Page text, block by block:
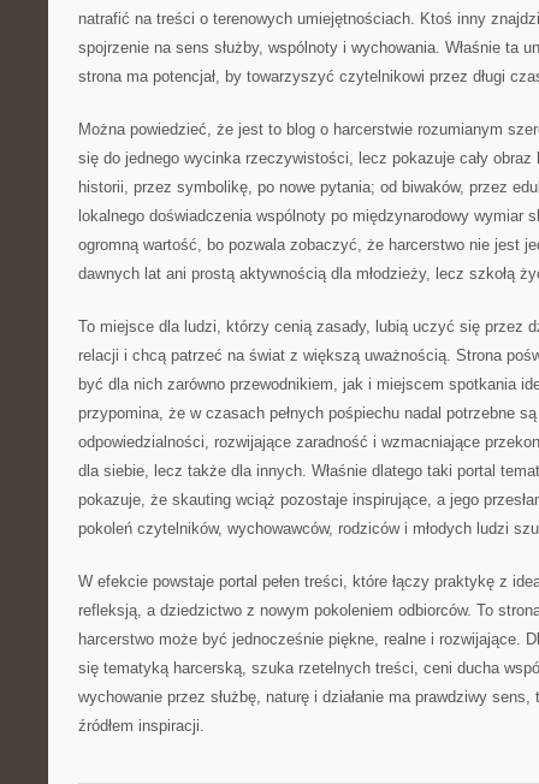
natrafić na treści o terenowych umiejętnościach. Ktoś inny
spojrzenie na sens służby, wspólnoty i wychowania. Właśnie ta
strona ma potencjał, by towarzyszyć czytelnikowi przez długi
Można powiedzieć, że jest to blog o harcerstwie rozumianym
się do jednego wycinka rzeczywistości, lecz pokazuje cały
historii, przez symbolikę, po nowe pytania; od biwaków, przez
lokalnego doświadczenia wspólnoty po międzynarodowy wymiar
ogromną wartość, bo pozwala zobaczyć, że harcerstwo nie jest
dawnych lat ani prostą aktywnością dla młodzieży, lecz szkołą
To miejsce dla ludzi, którzy cenią zasady, lubią uczyć się przez
relacji i chcą patrzeć na świat z większą uważnością. Strona
być dla nich zarówno przewodnikiem, jak i miejscem spotkania
przypomina, że w czasach pełnych pośpiechu nadal potrzebne
odpowiedzialności, rozwijające zaradność i wzmacniające
dla siebie, lecz także dla innych. Właśnie dlatego taki portal
pokazuje, że skauting wciąż pozostaje inspirujące, a jego
pokoleń czytelników, wychowawców, rodziców i młodych ludzi
W efekcie powstaje portal pełen treści, które łączy praktykę z
refleksją, a dziedzictwo z nowym pokoleniem odbiorców. To
harcerstwo może być jednocześnie piękne, realne i rozwijające.
się tematyką harcerską, szuka rzetelnych treści, ceni ducha
wychowanie przez służbę, naturę i działanie ma prawdziwy
źródłem inspiracji.